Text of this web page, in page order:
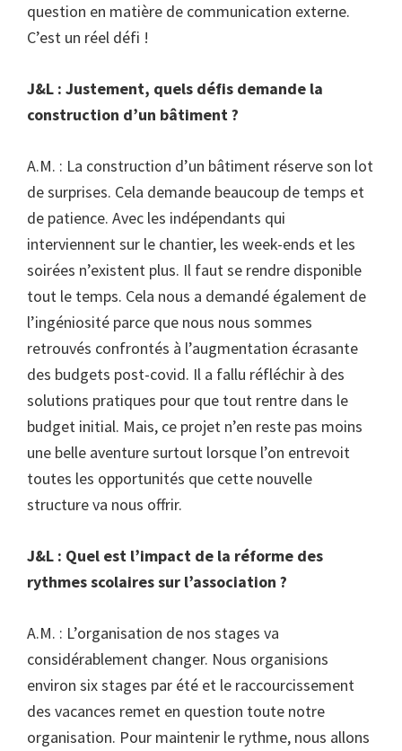
question en matière de communication externe.
C’est un réel défi !
J&L : Justement, quels défis demande la
construction d’un bâtiment ?
A.M. : La construction d’un bâtiment réserve son lot
de surprises. Cela demande beaucoup de temps et
de patience. Avec les indépendants qui
interviennent sur le chantier, les week-ends et les
soirées n’existent plus. Il faut se rendre disponible
tout le temps. Cela nous a demandé également de
l’ingéniosité parce que nous nous sommes
retrouvés confrontés à l’augmentation écrasante
des budgets post-covid. Il a fallu réfléchir à des
solutions pratiques pour que tout rentre dans le
budget initial. Mais, ce projet n’en reste pas moins
une belle aventure surtout lorsque l’on entrevoit
toutes les opportunités que cette nouvelle
structure va nous offrir.
J&L : Quel est l’impact de la réforme des
rythmes scolaires sur l’association ?
A.M. : L’organisation de nos stages va
considérablement changer. Nous organisions
environ six stages par été et le raccourcissement
des vacances remet en question toute notre
organisation. Pour maintenir le rythme, nous allons